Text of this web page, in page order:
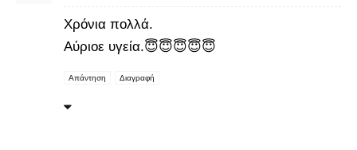
Χρόνια πολλά.
Αύριοε υγεία.😇😇😇😇😇
Απάντηση Διαγραφή